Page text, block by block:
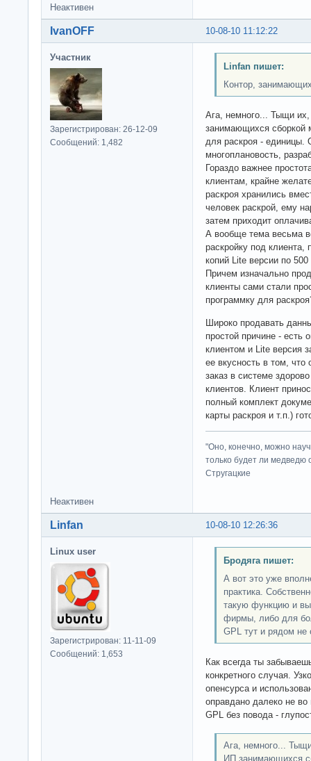
Неактивен
10-08-10 11:12:22
IvanOFF
Участник
Зарегистрирован: 26-12-09
Сообщений: 1,482
Linfan пишет:
Контор,
Ага, немного... Тыщи
занимающихся сборкой
для раскроя - единицы.
многоплановость,
Гораздо важнее
клиентам, крайне
раскроя хранились
человек раскрой, ему
затем приходит
А вообще тема весьма
раскройку под клиента,
копий Lite версии по
Причем изначально
клиенты сами стали
программку для
Широко продавать
простой причине - есть
клиентом и Lite версия
ее вкусность в том, что
заказ в системе
клиентов. Клиент
полный комплект
карты раскроя и т.п.)
"Оно, конечно, можно
только будет ли медведю
Стругацкие
Неактивен
10-08-10 12:26:36
Linfan
Linux user
Зарегистрирован: 11-11-09
Сообщений: 1,653
Бродяга пишет:
А вот это уже
практика.
такую функцию и
фирмы, либо для
GPL тут и рядом
Как всегда ты
конкретного случая.
опенсурса и
оправдано далеко не
GPL без повода -
Ага, немного...
ИП занимающихся